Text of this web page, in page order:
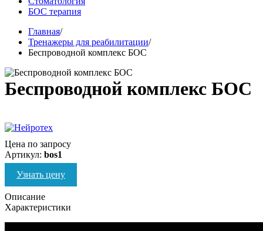
БОС терапия
Главная/
Тренажеры для реабилитации/
Беспроводной комплекс БОС
Беспроводной комплекс БОС
Цена по запросу
Артикул: bos1
Узнать цену
Описание
Характеристики